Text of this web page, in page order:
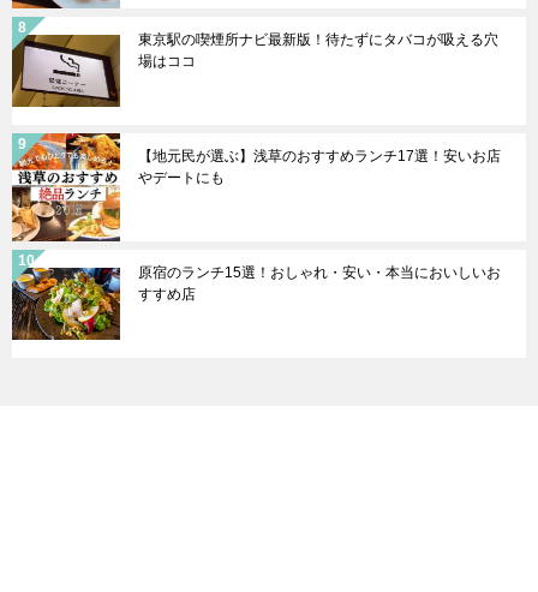
東京駅の喫煙所ナビ最新版！待たずにタバコが吸える穴
場はココ
【地元民が選ぶ】浅草のおすすめランチ17選！安いお店
やデートにも
原宿のランチ15選！おしゃれ・安い・本当においしいお
すすめ店